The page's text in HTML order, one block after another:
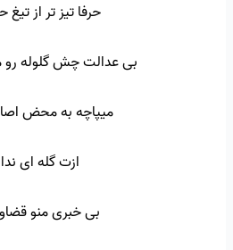
حرفا تیز تر از
بی عدالت چش گلوله رو
میپاچه به محض
ازت گله ای
بی خبری منو